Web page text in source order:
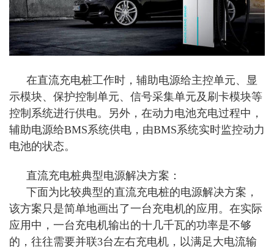
在直流充电桩工作时，辅助电源给主控单元、显
示模块、保护控制单元、信号采集单元及刷卡模块等
控制系统进行供电。另外，在动力电池充电过程中，
辅助电源给BMS系统供电，由BMS系统实时监控动力
电池的状态。
直流充电桩典型电源解决方案：
下面为比较典型的直流充电桩的电源解决方案，
该方案只是简单地画出了一台充电机的应用。在实际
应用中，一台充电机输出的十几千瓦的功率是不够
的，往往需要并联3台左右充电机，以满足大电流输